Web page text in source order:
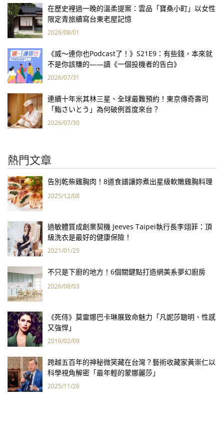
在歷史裡過一晚的溫柔提案：雲品「寶桑小町」以女性
限定青旅續寫台東老屋記憶
2026/08/01
《威～連你也Podcast了！》S21E9：有些錢，本來就
不是你該賺的——讀《一個投機者的告白》
2026/07/31
連續十年米其林三星、全球最難預約！東京傳奇壽司
「鮨さいとう」為何破例首度來台？
2026/07/30
熱門文章
告別乾柴雞胸肉！8道食譜讓妳煮出星級軟嫩雞胸料理
2025/12/08
過敏體質成創業契機 Jeeves Taipei執行長李翊菲：頂
級洗衣是最好的健康保險！
2021/01/25
不只是下廚的地方！6個關鍵點打造網美系夢幻廚房
2026/08/03
《死侍》莫雷娜巴卡琳展致命魅力「凡妮莎聰明、性感
又強悍」
2016/02/09
跨越五百年的神秘微笑藏在台灣？藝術收藏家黃崇仁以
科學視角解密「最年輕的蒙娜麗莎」
2025/11/26